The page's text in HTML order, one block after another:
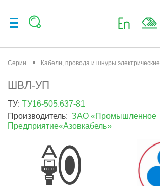
Серии Кабели, провода и шнуры электрические
ШВЛ-УП
ТУ: ТУ16-505.637-81
Производитель: ЗАО «Промышленное
Предприятие«Азовкабель»